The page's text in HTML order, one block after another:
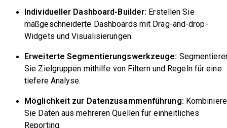
Individueller Dashboard-Builder: Erstellen Sie
maßgeschneiderte Dashboards mit Drag-and-drop-
Widgets und Visualisierungen.
Erweiterte Segmentierungswerkzeuge:
Sie Zielgruppen mithilfe von Filtern und Regeln für eine
tiefere Analyse.
Möglichkeit zur Datenzusammenführung:
Sie Daten aus mehreren Quellen für einheitliches
Reporting.